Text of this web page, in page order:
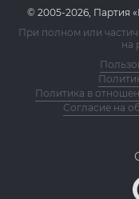
© 2005-2026, Партия
При полном или
на
Политика в
Согласие на